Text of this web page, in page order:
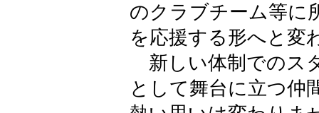
のクラブチーム等に
を応援する形へと変
新しい体制でのス
として舞台に立つ仲